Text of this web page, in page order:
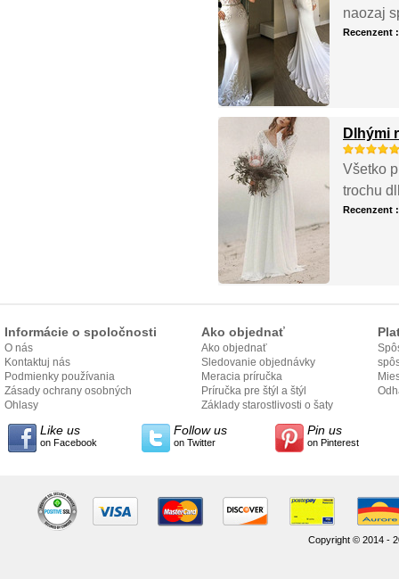
naozaj
Recenzent
Dlhými
Všetko
trochu
Recenzent
Informácie o spoločnosti
O nás
Kontaktuj nás
Podmienky používania
Zásady ochrany osobných
údajov
Ohlasy
Ako objednať
Ako objednať
Sledovanie objednávky
Meracia príručka
Príručka pre štýl a štýl
Základy starostlivosti o šaty
Like us
on Facebook
Follow us
on Twitter
Pin us
on Pinterest
Copyright © 2014 -